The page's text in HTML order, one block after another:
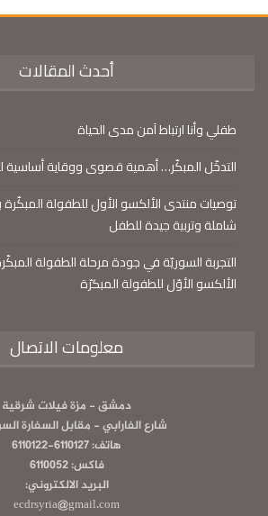
أحدث المقالات
طفلي وأنا ارتباط آمن مدى الحياة
التدخّل المبكّر… أهمية قصوى ووقاية أساسية
توصيات منتدى الألكسو الأول للطفولة
شاملة وتربية جيدة للطفل
التجربة السوريّة في جودة مرحلة الطفولة
الألكسو الأوّل للطفولة المبكرّة
معلومات الاتصال
دمشق - مزة فيلات شرقية
شارع الفارابي - مقابل السفارة
هاتف: 6110127-6110122
فاكس: 6110052
البريد الالكتروني:
ecdrsyria@gmail.com